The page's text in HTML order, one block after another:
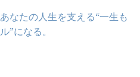
なたの人生を支える“一生も
”になる。